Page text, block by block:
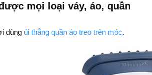
mọi loại váy, áo, quần
dùng ủi thẳng quần áo treo trên móc.